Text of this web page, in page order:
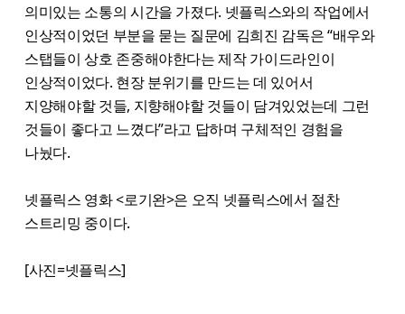
의미있는 소통의 시간을 가졌다. 넷플릭스와의 작업에서
인상적이었던 부분을 묻는 질문에 김희진 감독은​ “배우와
스탭들이 상호 존중해야한다는 제작 가이드라인이
인상적이었다. 현장 분위기를 만드는 데 있어서
지양해야할 것들, 지향해야할 것들이 담겨있었는데 그런
것들이 좋다고 느꼈다”라고 답하며 구체적인 경험을
나눴다.
넷플릭스 영화 ​<로기완>은 오직 넷플릭스에서 절찬
스트리밍 중이다.
[사진=넷플릭스]